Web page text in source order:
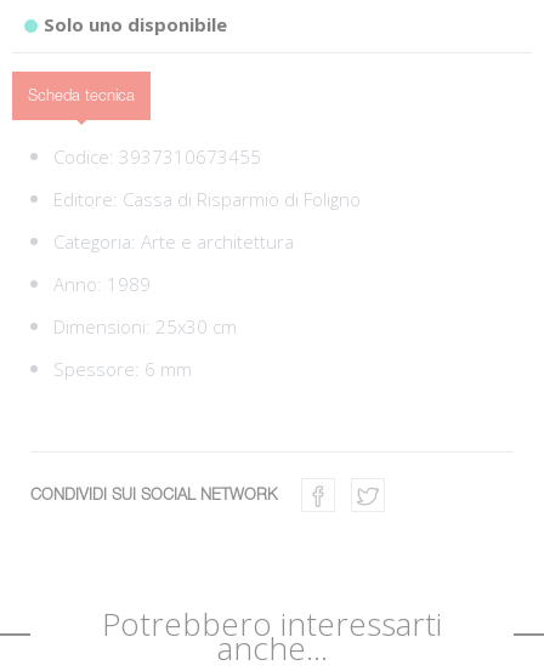
Solo uno disponibile
Scheda tecnica
Codice: 3937310673455
Editore: Cassa di Risparmio di Foligno
Categoria: Arte e architettura
Anno: 1989
Dimensioni: 25x30 cm
Spessore: 6 mm
CONDIVIDI SUI SOCIAL NETWORK
Potrebbero interessarti
anche...